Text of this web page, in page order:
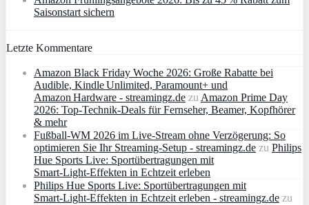
Saisonstart sichern
Letzte Kommentare
Amazon Black Friday Woche 2026: Große Rabatte bei
Audible, Kindle Unlimited, Paramount+ und
Amazon Hardware - streamingz.de zu Amazon Prime Day
2026: Top-Technik-Deals für Fernseher, Beamer, Kopfhörer
& mehr
Fußball-WM 2026 im Live-Stream ohne Verzögerung: So
optimieren Sie Ihr Streaming-Setup - streamingz.de zu Philips
Hue Sports Live: Sportübertragungen mit
Smart‑Light‑Effekten in Echtzeit erleben
Philips Hue Sports Live: Sportübertragungen mit
Smart‑Light‑Effekten in Echtzeit erleben - streamingz.de zu